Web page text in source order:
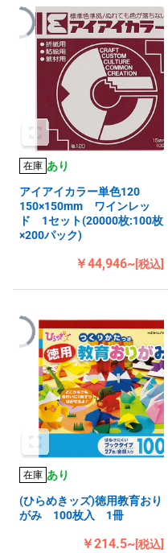
在庫 あり
アイアイカラー単色120
150×150mm ワインレッ
ド 1セット(20000枚:100枚
×200パック)
￥44,946~[税込]
在庫 あり
(ひらめきッズ)徳用教育おり
がみ 100枚入 1冊
￥214.5~[税込]